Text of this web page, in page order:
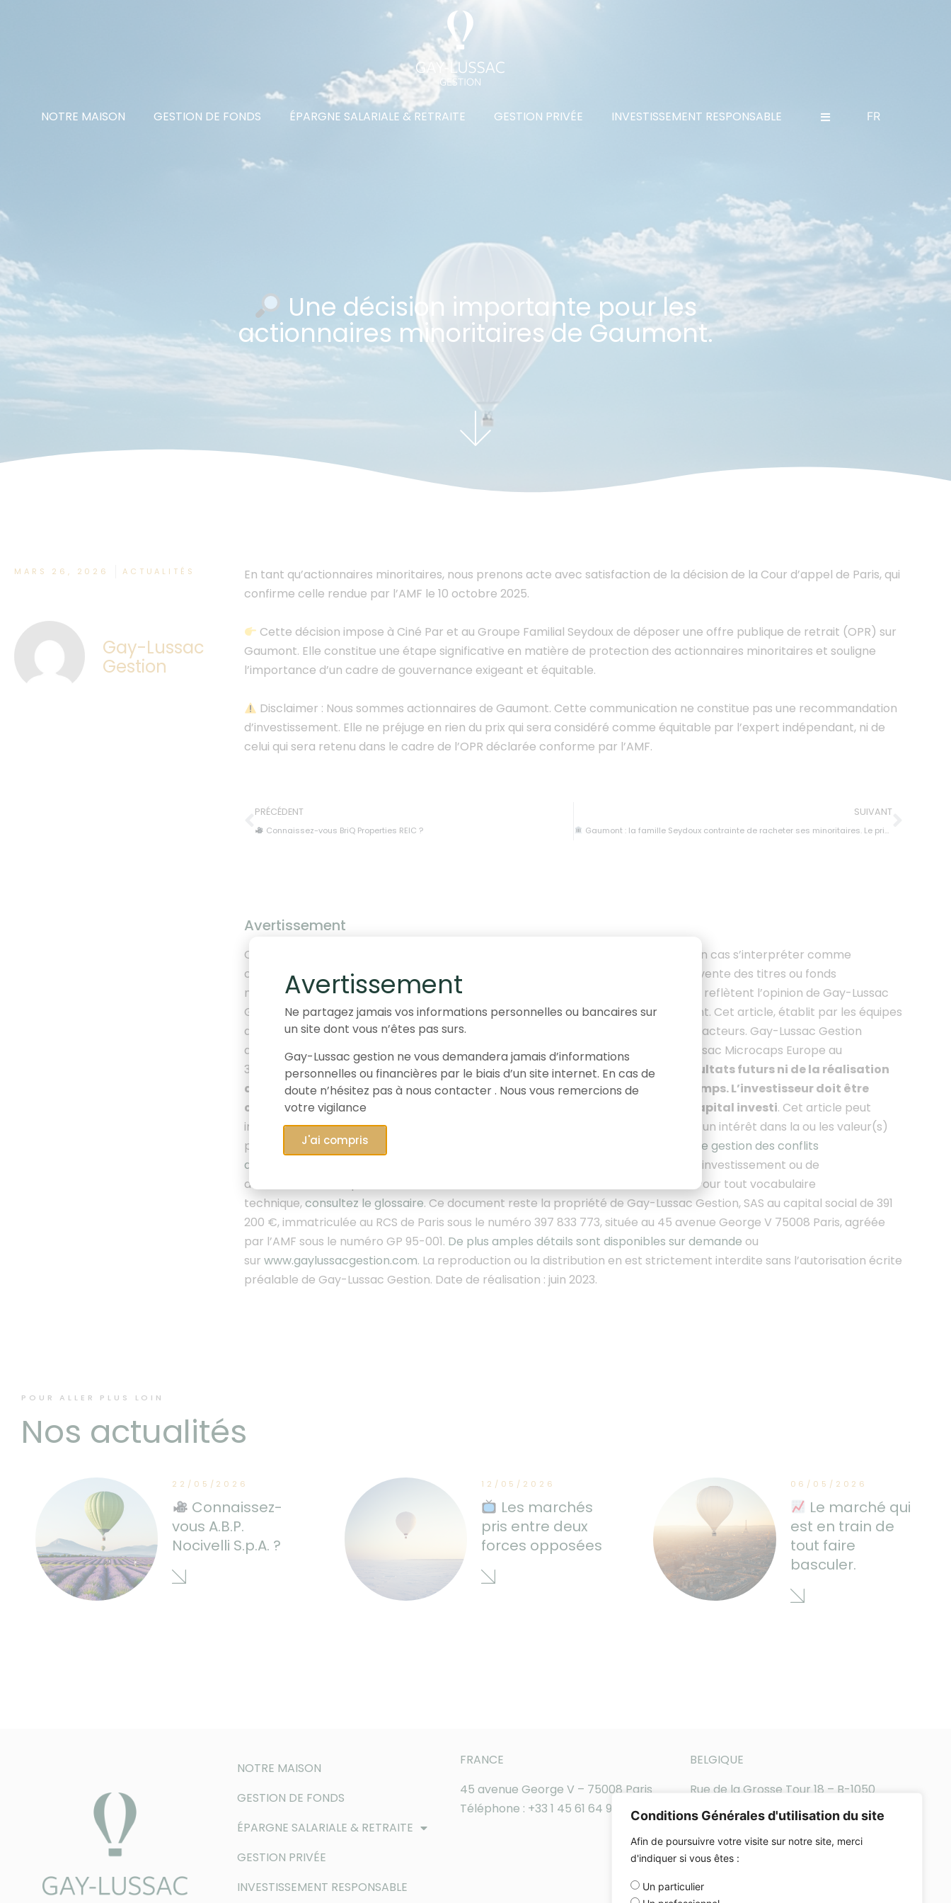
Conditions Générales d'utilisation du site
Afin de poursuivre votre visite sur notre site, merci
d'indiquer si vous êtes :
Un particulier
NOTRE MAISON GESTION DE FONDS ÉPARGNE SALARIALE & RETRAITE GESTION PRIVÉE INVESTISSEMENT RESPONSABLE FR
Une décision importante pour les
actionnaires minoritaires de Gaumont.
MARS 26, 2026 ACTUALITÉS
Gay-Lussac
Gestion
En tant qu’actionnaires minoritaires, nous prenons acte avec satisfaction de la décision de la Cour d’appel de Paris, qui
confirme celle rendue par l’AMF le 10 octobre 2025.
Cette décision impose à Ciné Par et au Groupe Familial Seydoux de déposer une offre publique de retrait (OPR) sur
Gaumont. Elle constitue une étape significative en matière de protection des actionnaires minoritaires et souligne
l’importance d’un cadre de gouvernance exigeant et équitable.
Disclaimer : Nous sommes actionnaires de Gaumont. Cette communication ne constitue pas une recommandation
d’investissement. Elle ne préjuge en rien du prix qui sera considéré comme équitable par l’expert indépendant, ni de
celui qui sera retenu dans le cadre de l’OPR déclarée conforme par l’AMF.
PRÉCÉDENT
Connaissez-vous BriQ Properties REIC ?
SUIVANT
Gaumont : la famille Seydoux contrainte de racheter ses minoritaires. Le prix, prochain terrain de bataille.
Avertissement
Cet article promotionnel est diffusé à des fins d’informations et ne saurait en aucun cas s’interpréter comme
constituant un conseil en investissement, une offre de souscription, d’achat ou de vente des titres ou fonds
mentionnés. Les données, informations, performances et appréciations formulées reflètent l’opinion de Gay-Lussac
Gestion à la date de publication et sont susceptibles d’être révisées ultérieurement. Cet article, établit par les équipes
de Gay-Lussac Gestion, fournit une information sur les marchés financiers et leurs acteurs. Gay-Lussac Gestion
détient des positions dans la valeur présentée pour 1,80% de l’actif du FCP Gay-Lussac Microcaps Europe au
31/05/2023.Les performances réalisées par le passé ne préjugent pas des résultats futurs ni de la réalisation
des objectifs des différents produits.Elles ne sont pas constantes dans le temps. L’investisseur doit être
conscient qu’investir comporte des risques de perte totale ou partielle du capital investi. Cet article peut
intégrer une recommandation d’investissement et Gay-Lussac Gestion peut avoir un intérêt dans la ou les valeur(s)
présentée(s). Pour toute information complémentaire, consultez
notre politique de gestion des conflits
d’intérêts
Gay-Lussac Gestion ne saurait être tenue responsable d’une décision d’investissement ou de
désinvestissement prise sur la base des informations contenues dans cet article.
Pour tout vocabulaire
technique,consultez le glossaire. Ce document reste la propriété de Gay-Lussac Gestion, SAS au capital social de 391
200 €, immatriculée au RCS de Paris sous le numéro 397 833 773, située au 45 avenue George V 75008 Paris, agréée
par l’AMF sous le numéro GP 95-001. De plus amples détails sont disponibles sur demande ou
sur www.gaylussacgestion.com. La reproduction ou la distribution en est strictement interdite sans l’autorisation écrite
préalable de Gay-Lussac Gestion. Date de réalisation : juin 2023.
POUR ALLER PLUS LOIN
Nos actualités
22/05/2026
Connaissez-
vous A.B.P.
Nocivelli S.p.A. ?
12/05/2026
Les marchés
pris entre deux
forces opposées
06/05/2026
Le marché qui
est en train de
tout faire
basculer.
NOTRE MAISON
GESTION DE FONDS
ÉPARGNE SALARIALE & RETRAITE
GESTION PRIVÉE
INVESTISSEMENT RESPONSABLE
FRANCE
45 avenue George V – 75008 Paris
Téléphone : +33 1 45 61 64 90
BELGIQUE
Rue de la Grosse Tour 18 – B-1050
Bruxelles
Avertissement
Ne partagez jamais vos informations personnelles ou bancaires sur
un site dont vous n’êtes pas surs.
Gay-Lussac gestion ne vous demandera jamais d’informations
personnelles ou financières par le biais d’un site internet. En cas de
doute n’hésitez pas à nous contacter . Nous vous remercions de
votre vigilance
J'ai compris